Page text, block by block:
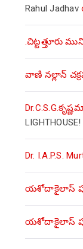
Rahul Jadhav
.చిట్టత్తూరు
వాణి నల్లాన్
LIGHTHOUSE!
Dr. I.A.P.S.
యశోదాకైలాస్
యశోదాకైలాస్